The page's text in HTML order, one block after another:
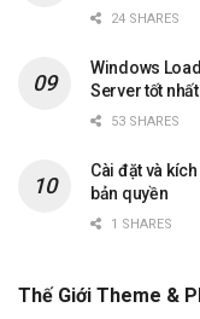
24 SHARES
Windows
Server tốt
53 SHARES
Cài đặt và
bản quyền
1 SHARES
Thế Giới Theme &